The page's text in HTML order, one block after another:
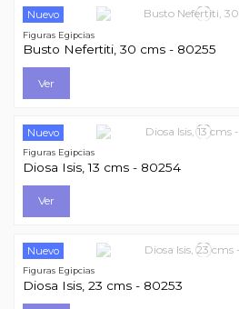
Nuevo
Figuras Egipcias
Busto Nefertiti, 30 cms - 80255
Ver
Nuevo
Figuras Egipcias
Diosa Isis, 13 cms - 80254
Ver
Nuevo
Figuras Egipcias
Diosa Isis, 23 cms - 80253